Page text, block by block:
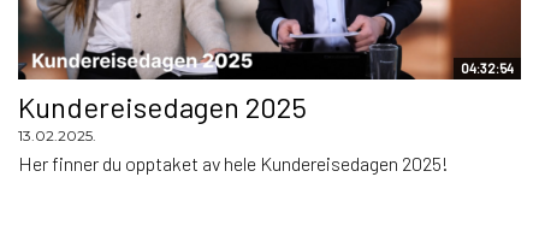
04:32:54
Kundereisedagen 2025
13.02.2025.
Her finner du opptaket av hele Kundereisedagen 2025!